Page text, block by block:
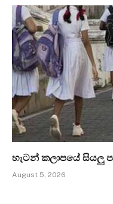
හැටන් කලාපයේ සියලු
August 5, 2026